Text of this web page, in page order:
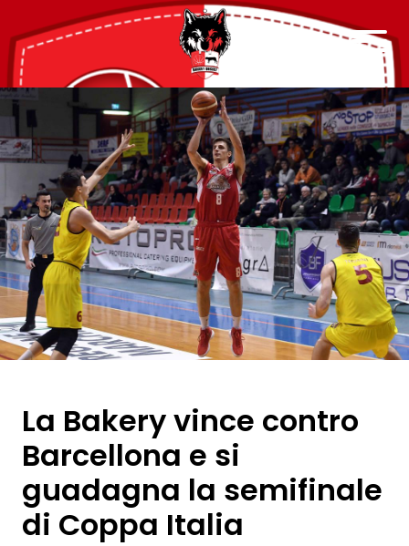
La Bakery vince contro
Barcellona e si
guadagna la semifinale
di Coppa Italia